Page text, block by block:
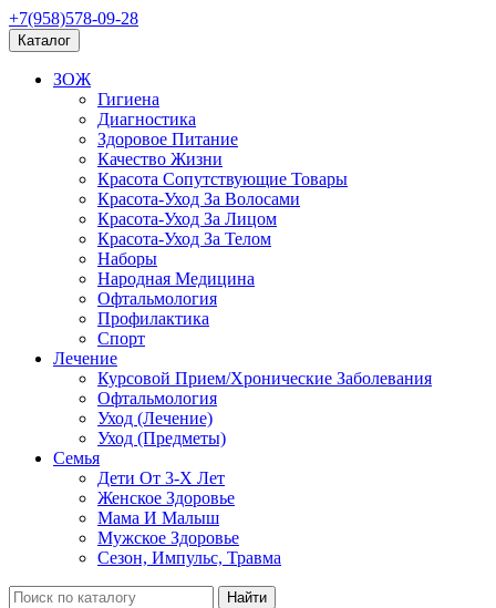
+7(958)578-09-28
Каталог
ЗОЖ
Гигиена
Диагностика
Здоровое Питание
Качество Жизни
Красота Сопутствующие Товары
Красота-Уход За Волосами
Красота-Уход За Лицом
Красота-Уход За Телом
Наборы
Народная Медицина
Офтальмология
Профилактика
Спорт
Лечение
Курсовой Прием/Хронические Заболевания
Офтальмология
Уход (Лечение)
Уход (Предметы)
Семья
Дети От 3-Х Лет
Женское Здоровье
Мама И Малыш
Мужское Здоровье
Сезон, Импульс, Травма
Найти